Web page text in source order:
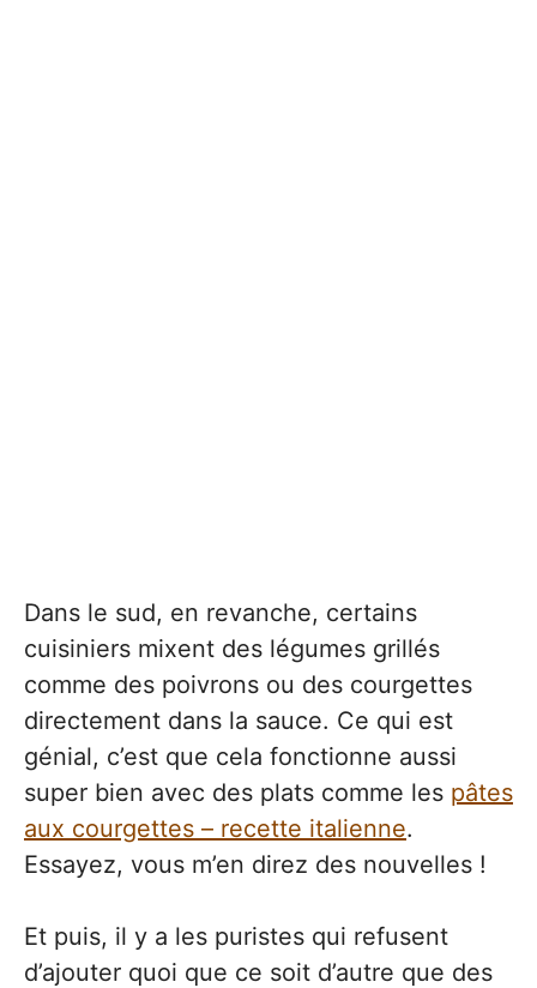
Dans le sud, en revanche, certains
cuisiniers mixent des légumes grillés
comme des poivrons ou des courgettes
directement dans la sauce. Ce qui est
génial, c’est que cela fonctionne aussi
super bien avec des plats comme les pâtes
aux courgettes – recette italienne.
Essayez, vous m’en direz des nouvelles !
Et puis, il y a les puristes qui refusent
d’ajouter quoi que ce soit d’autre que des